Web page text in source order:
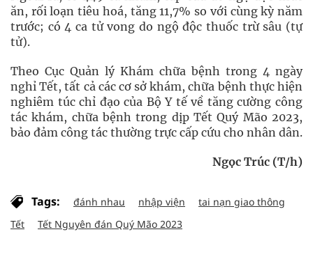
ăn, rối loạn tiêu hoá, tăng 11,7% so với cùng kỳ năm
trước; có 4 ca tử vong do ngộ độc thuốc trừ sâu (tự
tử).
Theo Cục Quản lý Khám chữa bệnh trong 4 ngày
nghỉ Tết, tất cả các cơ sở khám, chữa bệnh thực hiện
nghiêm túc chỉ đạo của Bộ Y tế về tăng cường công
tác khám, chữa bệnh trong dịp Tết Quý Mão 2023,
bảo đảm công tác thường trực cấp cứu cho nhân dân.
Ngọc Trúc (T/h)
Tags: đánh nhau nhập viện
tai nạn giao thông
Tết
Tết Nguyên đán Quý Mão 2023